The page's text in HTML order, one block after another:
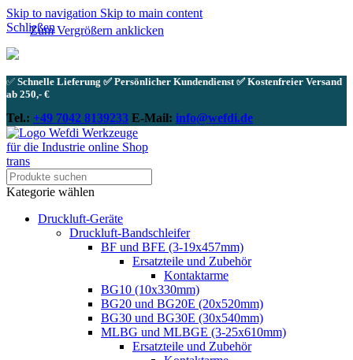
Skip to navigation Skip to main content
Schließen
✅ Schnelle Lieferung ✅ Persönlicher Kundendienst ✅ Kostenfreier Versand
ab 250,- €
Tel.: +49 7042 8139233 E-Mail: info@wefdi.de
Kategorie wählen
Druckluft-Geräte
Druckluft-Bandschleifer
BF und BFE (3-19x457mm)
Ersatzteile und Zubehör
Kontaktarme
BG10 (10x330mm)
BG20 und BG20E (20x520mm)
BG30 und BG30E (30x540mm)
MLBG und MLBGE (3-25x610mm)
Ersatzteile und Zubehör
Zum Vergrößern anklicken